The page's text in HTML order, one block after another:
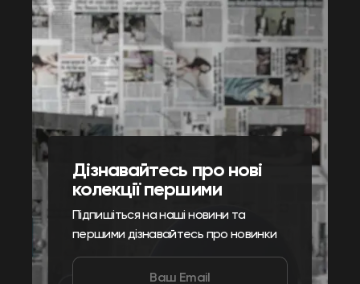
Дізнавайтесь про нові
колекції першими
Підпишіться на наші новини та
першими дізнавайтесь про новинки